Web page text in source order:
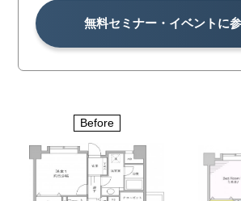
無料セミナー・イベントに
Before